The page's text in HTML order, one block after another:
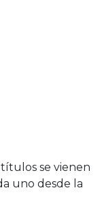
se vienen
uno desde la